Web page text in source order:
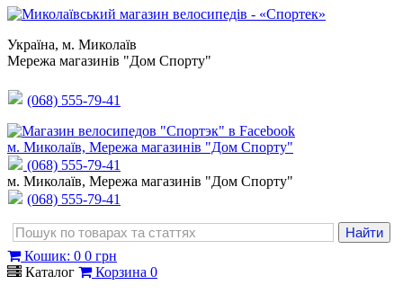
Україна, м. Миколаїв
Мережа магазинів "Дом Спорту"
(068) 555-79-41
м. Миколаїв, Мережа магазинів "Дом Спорту"
(068) 555-79-41
м. Миколаїв, Мережа магазинів "Дом Спорту"
(068) 555-79-41
Кошик: 0 0 грн
Каталог
Корзина 0